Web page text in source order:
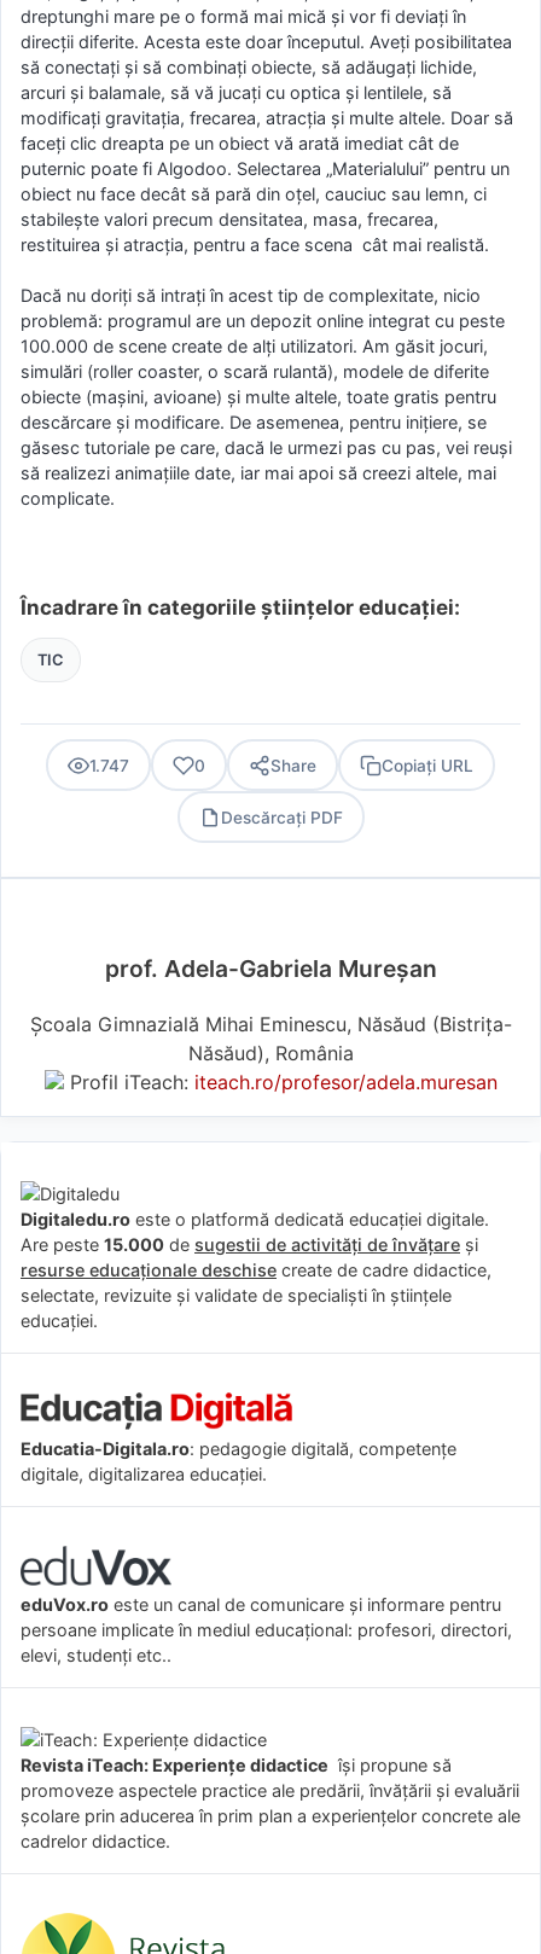
dreptunghi mare pe o formă mai mică și vor fi deviați în
direcții diferite. Acesta este doar începutul. Aveți posibilitatea
să conectați și să combinați obiecte, să adăugați lichide,
arcuri și balamale, să vă jucați cu optica și lentilele, să
modificați gravitația, frecarea, atracția și multe altele. Doar să
faceți clic dreapta pe un obiect vă arată imediat cât de
puternic poate fi Algodoo. Selectarea „Materialului” pentru un
obiect nu face decât să pară din oțel, cauciuc sau lemn, ci
stabilește valori precum densitatea, masa, frecarea,
restituirea și atracția, pentru a face scena cât mai realistă.
Dacă nu doriți să intrați în acest tip de complexitate, nicio
problemă: programul are un depozit online integrat cu peste
100.000 de scene create de alți utilizatori. Am găsit jocuri,
simulări (roller coaster, o scară rulantă), modele de diferite
obiecte (mașini, avioane) și multe altele, toate gratis pentru
descărcare și modificare. De asemenea, pentru inițiere, se
găsesc tutoriale pe care, dacă le urmezi pas cu pas, vei reuși
să realizezi animațiile date, iar mai apoi să creezi altele, mai
complicate.
Încadrare în categoriile științelor educației:
TIC
1.747 0 Share Copiați URL
Descărcați PDF
prof. Adela-Gabriela Mureșan
Școala Gimnazială Mihai Eminescu, Năsăud (Bistriţa-
Năsăud), România
Profil iTeach: iteach.ro/profesor/adela.muresan
Digitaledu.ro este o platformă dedicată educației digitale.
Are peste 15.000 de sugestii de activități de învățare și
resurse educaționale deschise create de cadre didactice,
selectate, revizuite și validate de specialiști în științele
educației.
Educatia-Digitala.ro: pedagogie digitală, competențe
digitale, digitalizarea educației.
eduVox.ro este un canal de comunicare și informare pentru
persoane implicate în mediul educațional: profesori, directori,
elevi, studenți etc..
Revista iTeach: Experienţe didactice îşi propune să
promoveze aspectele practice ale predării, învăţării şi evaluării
şcolare prin aducerea în prim plan a experienţelor concrete ale
cadrelor didactice.